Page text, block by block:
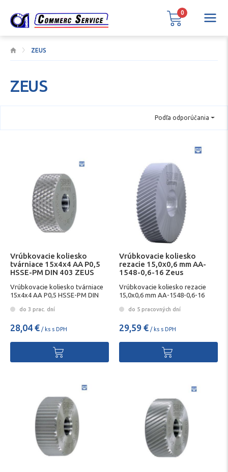
ZEUS
ZEUS
Podľa odporúčania
Vrúbkovacie koliesko
tvárniace 15x4x4 AA P0,5
HSSE-PM DIN 403 ZEUS
Vrúbkovacie koliesko tvárniace
15x4x4 AA P0,5 HSSE-PM DIN
do 3 prac. dní
28,04 € / ks s DPH
Vrúbkovacie koliesko
rezacie 15,0x0,6 mm AA-
1548-0,6-16 Zeus
Vrúbkovacie koliesko rezacie
15,0x0,6 mm AA-1548-0,6-16
do 5 pracovných dní
29,59 € / ks s DPH
0